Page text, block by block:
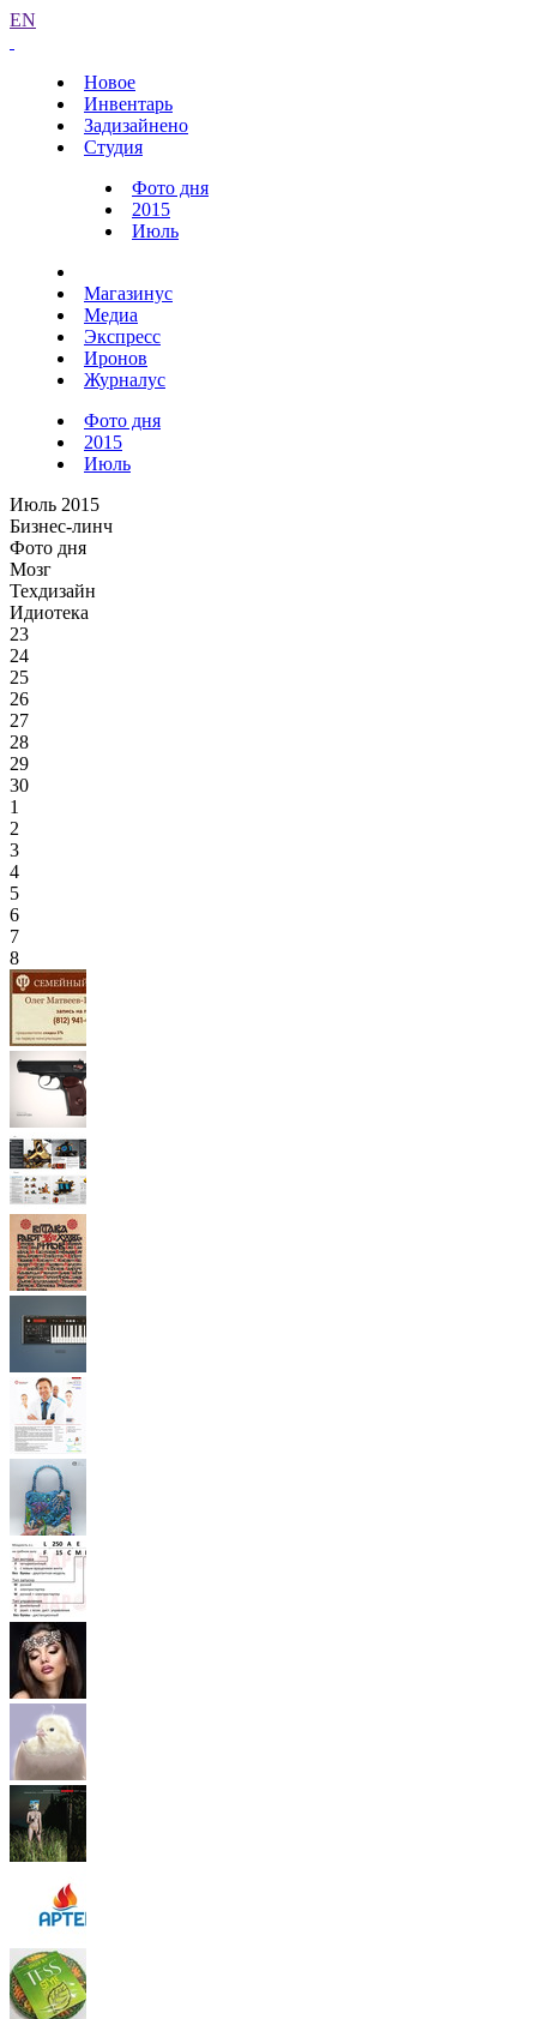
EN
Новое
Инвентарь
Задизайнено
Студия
Фото дня
2015
Июль
Магазинус
Медиа
Экспресс
Иронов
Журналус
Фото дня
2015
Июль
Июль 2015
Бизнес-линч
Фото дня
Мозг
Техдизайн
Идиотека
23
24
25
26
27
28
29
30
1
2
3
4
5
6
7
8